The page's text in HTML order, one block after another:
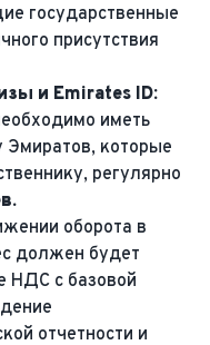
государственные
присутствия
и Emirates ID:
иметь
Эмиратов, которые
регулярно
оборота в
должен будет
НДС с базовой
отчетности и